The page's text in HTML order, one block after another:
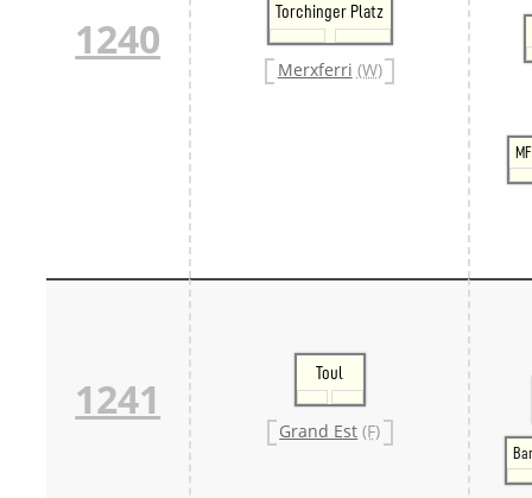
1240
Torchinger Platz
Merxferri (W)
1241
Toul
Grand Est (F)